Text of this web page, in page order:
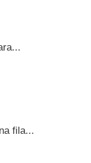
fila...